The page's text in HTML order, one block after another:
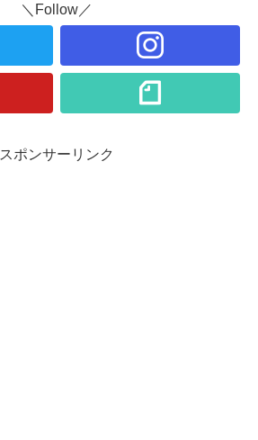
＼Follow／
スポンサーリンク